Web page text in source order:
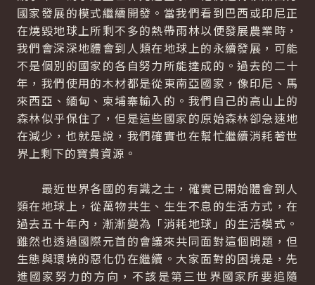
國家發展的模式繼續開發。當我們看到巴西或印尼正
在燒毀地球上所剩不多的熱帶雨林以便發展農業時，
我們會深深地體會到人類在地球上的永續發展，可能
不是個別的國家的各自努力所能達成的。過去的二十
年，我們使用的木材都是從東南亞國家，像印尼、馬
來西亞、緬甸、柬埔寨輸入的。我們自己的高山上的
森林似乎保住了，但是這些國家的原始森林卻急速地
在減少，也就是說，我們確實也在幫忙繼續消耗著世
界上剩下的寶貴資源。
最近世界各國的有識之士，確實已開始體會到人
類在地球上，從萬物共生、生生不息的生活方式，在
過去五十年內，漸漸變為「消耗地球」的生活模式。
雖然也透過國際元首的會議來共同面對這個問題，但
生態與環境的惡化仍在繼續。大家面對的困境是，先
進國家努力的方向，不該是第三世界國家所要追隨